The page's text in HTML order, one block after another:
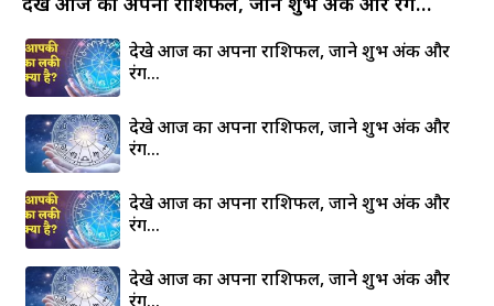
देखे आज का अपना राशिफल, जाने शुभ अंक और
रंग…
देखे आज का अपना राशिफल, जाने शुभ अंक और
रंग…
देखे आज का अपना राशिफल, जाने शुभ अंक और
रंग…
देखे आज का अपना राशिफल, जाने शुभ अंक और
रंग…